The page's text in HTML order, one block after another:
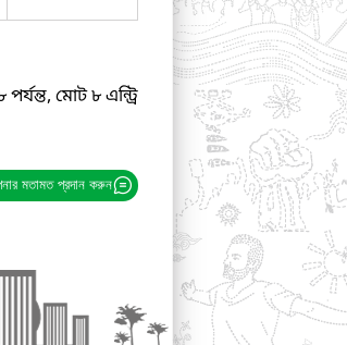
মোট ৮ এন্ট্রি
মতামত প্রদান করুন